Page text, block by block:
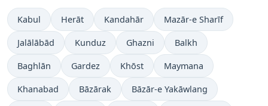
Kabul Herāt Kandahār Mazār-e Sharīf
Jalālābād Kunduz Ghazni Balkh
Baghlān Gardez Khōst Maymana
Khanabad Bāzārak Bāzār-e Yakāwlang